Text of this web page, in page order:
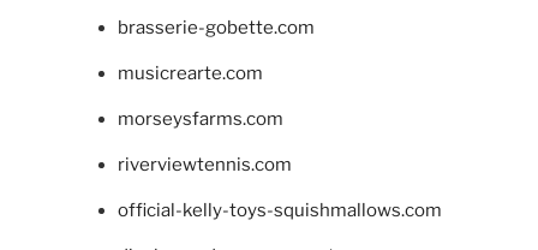
brasserie-gobette.com
musicrearte.com
morseysfarms.com
riverviewtennis.com
official-kelly-toys-squishmallows.com